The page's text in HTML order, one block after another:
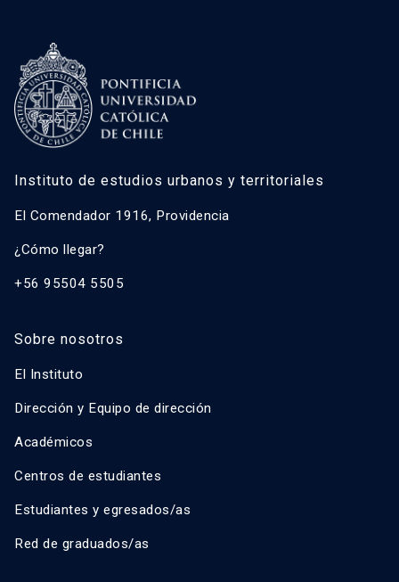
Instituto de estudios urbanos y territoriales
El Comendador 1916, Providencia
¿Cómo llegar?
+56 95504 5505
Sobre nosotros
El Instituto
Dirección y Equipo de dirección
Académicos
Centros de estudiantes
Estudiantes y egresados/as
Red de graduados/as